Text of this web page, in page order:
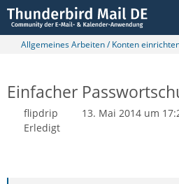
Allgemeines Arbeiten / Konten
Einfacher
flipdrip 13. Mai 2014 um
Erledigt